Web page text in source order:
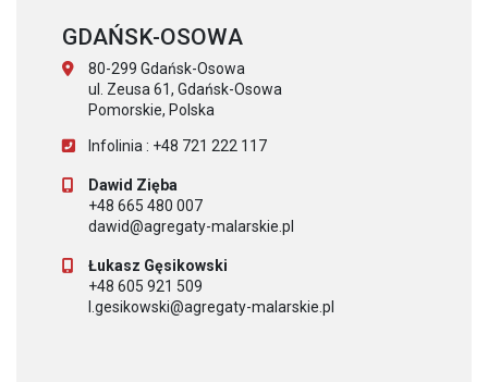
GDAŃSK-OSOWA
80-299 Gdańsk-Osowa
ul. Zeusa 61, Gdańsk-Osowa
Pomorskie, Polska
Infolinia : +48 721 222 117
Dawid Zięba
+48 665 480 007
dawid@agregaty-malarskie.pl
Łukasz Gęsikowski
+48 605 921 509
l.gesikowski@agregaty-malarskie.pl